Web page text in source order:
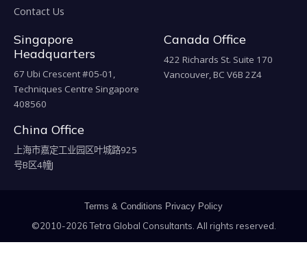
Contact Us
Singapore
Headquarters
67 Ubi Crescent #05-01,
Techniques Centre Singapore
408560
Canada Office
422 Richards St. Suite 170
Vancouver, BC V6B 2Z4
China Office
上海市嘉定工业园区叶城路925
号B区4幢J
Terms & Conditions Privacy Policy
©2010-2026 Tetra Global Consultants. All rights reserved.